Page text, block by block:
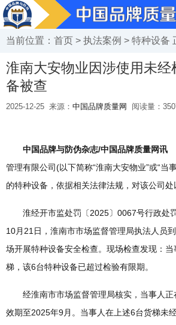
当前位置： 首页 > 执法案例 > 特种设备
淮南大安物业因涉使用未经
备被查
2025-12-25 来源： 中国品牌质量网 阅读量：
中国品牌与防伪杂志/中国品牌质量网讯
管理有限公司(以下简称“淮南大安物业”或“当
的特种设备，依据相关法律法规，对该公司处
淮经开市监处罚〔2025〕0067号行政处
10月21日，淮南市市场监督管理局执法人员
场开展特种设备安全检查。现场检查发现：
梯，该6台特种设备已超过检验有限期。
经淮南市市场监督管理局核实，当事人正
效期至2025年9月。当事人在上述6台货梯未